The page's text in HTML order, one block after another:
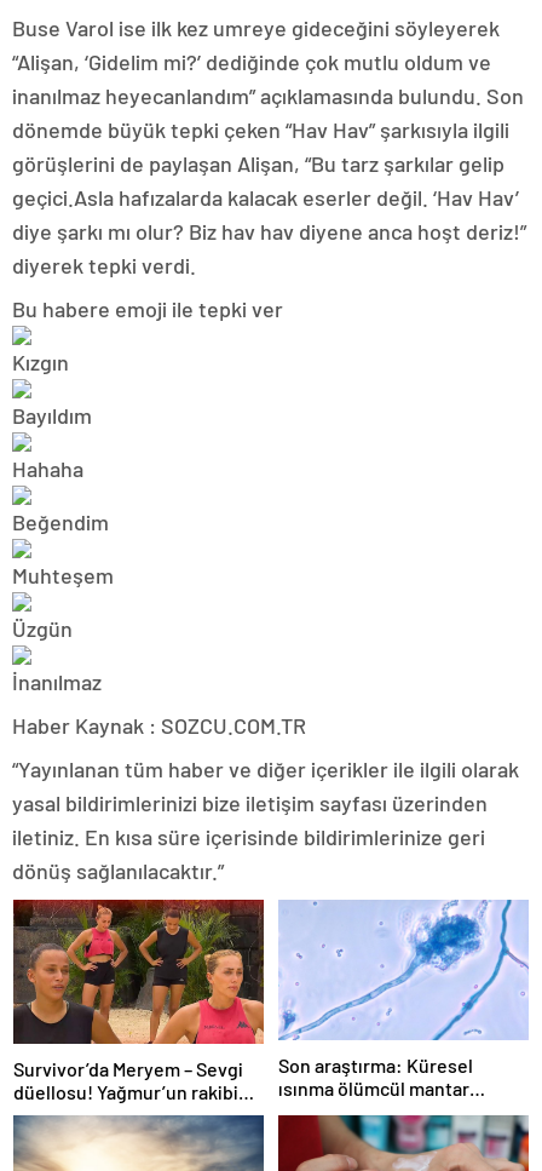
Buse Varol ise ilk kez umreye gideceğini söyleyerek
“Alişan, ‘Gidelim mi?’ dediğinde çok mutlu oldum ve
inanılmaz heyecanlandım” açıklamasında bulundu. Son
dönemde büyük tepki çeken “Hav Hav” şarkısıyla ilgili
görüşlerini de paylaşan Alişan, “Bu tarz şarkılar gelip
geçici.Asla hafızalarda kalacak eserler değil. ‘Hav Hav’
diye şarkı mı olur? Biz hav hav diyene anca hoşt deriz!”
diyerek tepki verdi.
Bu habere emoji ile tepki ver
Haber Kaynak : SOZCU.COM.TR
“Yayınlanan tüm haber ve diğer içerikler ile ilgili olarak
yasal bildirimlerinizi bize iletişim sayfası üzerinden
iletiniz. En kısa süre içerisinde bildirimlerinize geri
dönüş sağlanılacaktır.”
Survivor’da Meryem – Sevgi
düellosu! Yağmur’un rakibi
belli oldu
Son araştırma: Küresel
ısınma ölümcül mantar
hastalığını yayabilir